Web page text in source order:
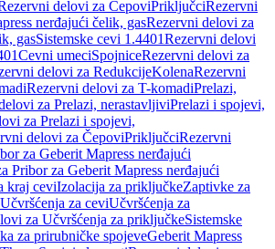
delovi za ČepoviPriključciRezervni
nerđajući čelik, gasRezervni delovi za
gasSistemske cevi 1.4401Rezervni delovi
Cevni umeciSpojniceRezervni delovi za
delovi za RedukcijeKolenaRezervni
Rezervni delovi za T-komadiPrelazi,
za Prelazi, nerastavljiviPrelazi i spojevi,
za Prelazi i spojevi,
delovi za ČepoviPriključciRezervni
za Geberit Mapress nerđajući
Pribor za Geberit Mapress nerđajući
kraj ceviIzolacija za priključkeZaptivke za
Učvršćenja za ceviUčvršćenja za
za Učvršćenja za priključkeSistemske
za prirubničke spojeveGeberit Mapress